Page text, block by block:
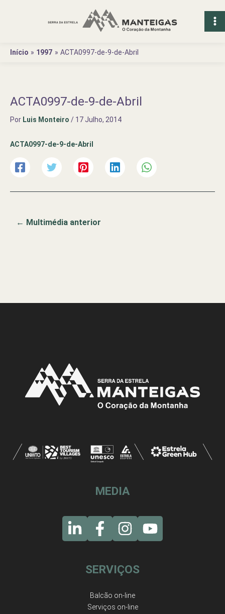
Início
1997 ACTA0997-de-9-de-Abril
ACTA0997-de-9-de-Abril
Por Luis Monteiro / 17 Julho, 2014
ACTA0997-de-9-de-Abril
← Multimédia anterior
MEDIA
SERVIÇOS
Balcão on-line
Serviços on-line